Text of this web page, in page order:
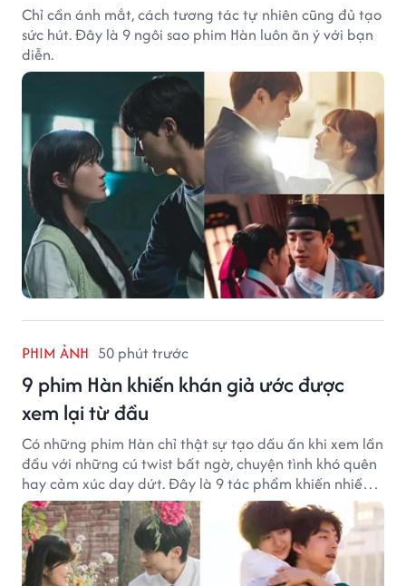
Chỉ cần ánh mắt, cách tương tác tự nhiên cũng đủ tạo
sức hút. Đây là 9 ngôi sao phim Hàn luôn ăn ý với bạn
diễn.
PHIM ẢNH 50 phút trước
9 phim Hàn khiến khán giả ước được
xem lại từ đầu
Có những phim Hàn chỉ thật sự tạo dấu ấn khi xem lần
đầu với những cú twist bất ngờ, chuyện tình khó quên
hay cảm xúc day dứt. Đây là 9 tác phẩm khiến nhiều
khán giả ước có thể trải nghiệm lại từ đầu.